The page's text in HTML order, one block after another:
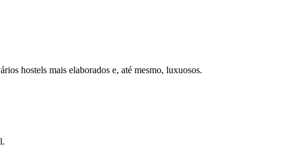
hostels mais elaborados e, até mesmo, luxuosos.